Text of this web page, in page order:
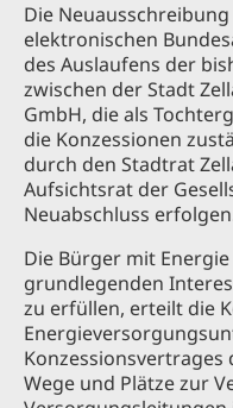
Die
elektronischen
des Auslaufens der
zwischen der Stadt
GmbH, die als
die Konzessionen
durch den Stadtrat
Aufsichtsrat der
Neuabschluss
Die Bürger mit
grundlegenden
zu erfüllen, erteilt die
Konzessionsvertrages
Wege und Plätze zur